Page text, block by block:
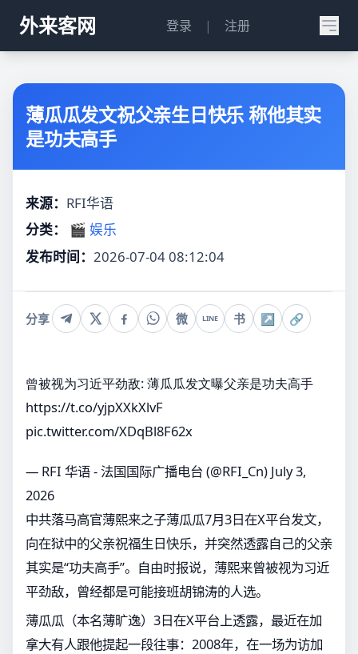
外来客网 登录 | 注册
薄瓜瓜发文祝父亲生日快乐 称他其实
是功夫高手
来源： RFI华语
分类：
🎬 娱乐
发布时间： 2026-07-04 08:12:04
分享 微 LINE 书 ↗ 🔗
曾被视为习近平劲敌: 薄瓜瓜发文曝父亲是功夫高手
https://t.co/yjpXXkXlvF
pic.twitter.com/XDqBl8F62x
— RFI 华语 - 法国国际广播电台 (@RFI_Cn) July 3,
2026
中共落马高官薄熙来之子薄瓜瓜7月3日在X平台发文，
向在狱中的父亲祝福生日快乐，并突然透露自己的父亲
其实是“功夫高手”。自由时报说，薄熙来曾被视为习近
平劲敌，曾经都是可能接班胡锦涛的人选。
薄瓜瓜（本名薄旷逸）3日在X平台上透露，最近在加
拿大有人跟他提起一段往事：2008年，在一场为访加